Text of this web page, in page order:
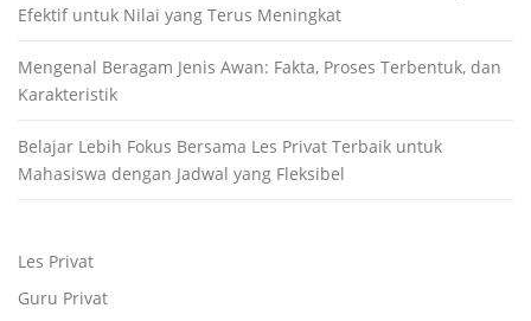
Efektif untuk Nilai yang Terus Meningkat
Mengenal Beragam Jenis Awan: Fakta, Proses Terbentuk, dan
Karakteristik
Belajar Lebih Fokus Bersama Les Privat Terbaik untuk
Mahasiswa dengan Jadwal yang Fleksibel
Les Privat
Guru Privat